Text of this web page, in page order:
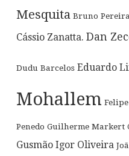
Mesquita Bruno Pereira
Cássio Zanatta. Dan
Dudu Barcelos Eduardo
Mohallem
Penedo Guilherme Markert
Gusmão Igor Oliveira